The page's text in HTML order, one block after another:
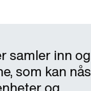
samler inn og
som kan nås